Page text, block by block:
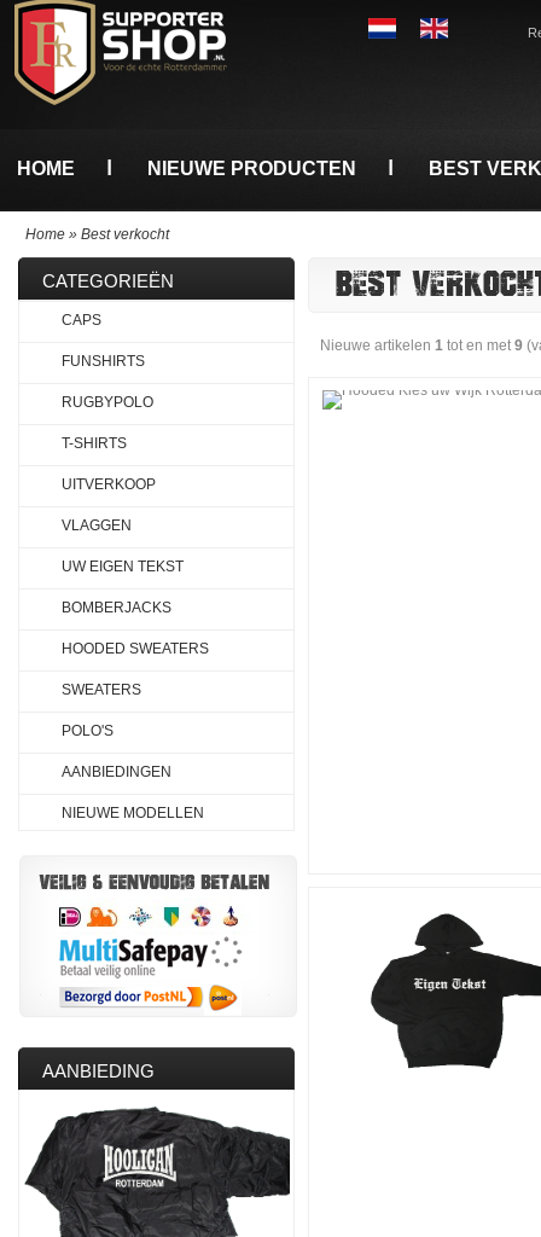
HOME NIEUWE PRODUCTEN BEST
Home » Best verkocht
BEST
Nieuwe artikelen 1 tot en met9
CATEGORIEËN
CAPS
FUNSHIRTS
RUGBYPOLO
T-SHIRTS
UITVERKOOP
VLAGGEN
UW EIGEN TEKST
BOMBERJACKS
HOODED SWEATERS
SWEATERS
POLO'S
AANBIEDINGEN
NIEUWE MODELLEN
AANBIEDING